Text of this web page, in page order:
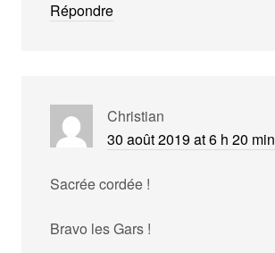
Répondre
Christian
30 août 2019 at 6 h 20 min
Sacrée cordée !
Bravo les Gars !